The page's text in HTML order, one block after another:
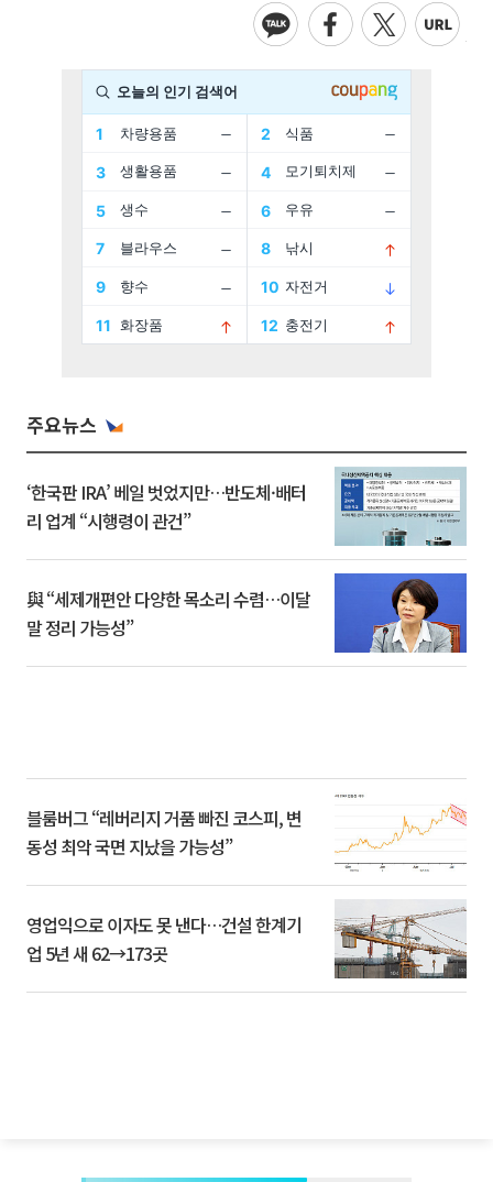
주요뉴스
‘한국판 IRA’ 베일 벗었지만…반도체·배터
리 업계 “시행령이 관건”
與 “세제개편안 다양한 목소리 수렴…이달
말 정리 가능성”
블룸버그 “레버리지 거품 빠진 코스피, 변
동성 최악 국면 지났을 가능성”
영업익으로 이자도 못 낸다…건설 한계기
업 5년 새 62→173곳